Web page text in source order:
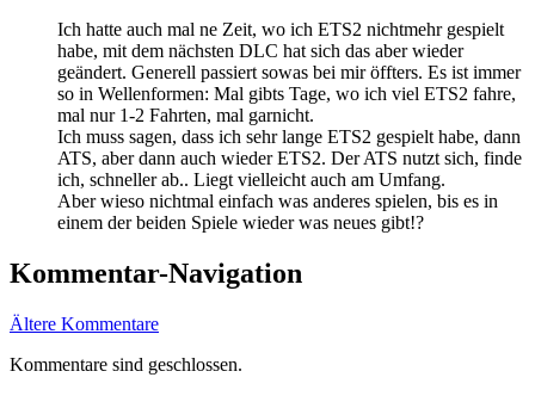
Ich hatte auch mal ne Zeit, wo ich ETS2 nichtmehr gespielt
habe, mit dem nächsten DLC hat sich das aber wieder
geändert. Generell passiert sowas bei mir öffters. Es ist immer
so in Wellenformen: Mal gibts Tage, wo ich viel ETS2 fahre,
mal nur 1-2 Fahrten, mal garnicht.
Ich muss sagen, dass ich sehr lange ETS2 gespielt habe, dann
ATS, aber dann auch wieder ETS2. Der ATS nutzt sich, finde
ich, schneller ab.. Liegt vielleicht auch am Umfang.
Aber wieso nichtmal einfach was anderes spielen, bis es in
einem der beiden Spiele wieder was neues gibt!?
Kommentar-Navigation
Ältere Kommentare
Kommentare sind geschlossen.